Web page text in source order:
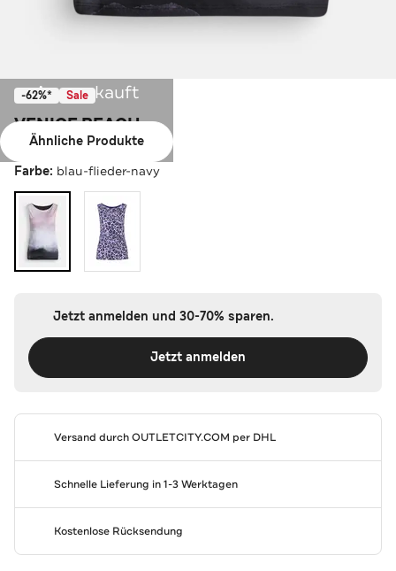
Ausverkauft
Ähnliche Produkte
-62%* Sale
VENICE BEACH
Top 'Kenny' animal
Farbe: blau-flieder-navy
Jetzt anmelden und 30-70% sparen.
Jetzt anmelden
Versand durchOUTLETCITY.COM per DHL
Schnelle Lieferung in 1-3 Werktagen
Kostenlose Rücksendung